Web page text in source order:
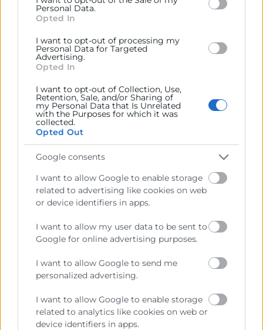
below specified purposes in below Google consent
section.
Personal Data.
Opted In
I want to opt-out of processing my
Personal Data for Targeted
Advertising.
Opted In
I want to opt-out of Collection, Use,
Retention, Sale, and/or Sharing of
my Personal Data that Is Unrelated
with the Purposes for which it was
collected.
Opted Out
Google consents
I want to allow Google to enable storage
related to advertising like cookies on web
or device identifiers in apps.
I want to allow my user data to be sent to
Google for online advertising purposes.
I want to allow Google to send me
personalized advertising.
I want to allow Google to enable storage
related to analytics like cookies on web or
device identifiers in apps.
Ayuda y asesoramiento para digitalizar a la
pequeña o mediana empresa, autónomos,
Portal de ayudas y subvenciones para toda la